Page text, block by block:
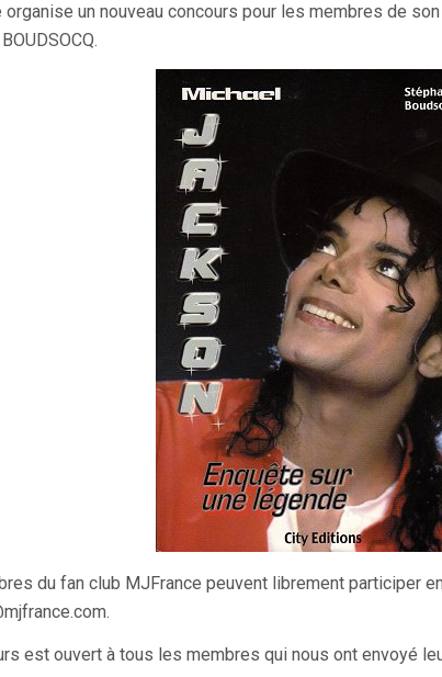
organise un nouveau concours pour les membres de
du fan club MJFrance peuvent librement participer
est ouvert à tous les membres qui nous ont envoyé